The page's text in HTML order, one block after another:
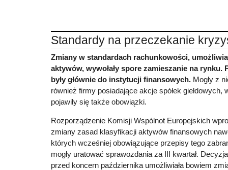
Standardy na przeczekanie
Zmiany w standardach rachunkowości,
aktywów, wywołały spore zamieszanie na rynku.
były głównie do instytucji finansowych. Mogły z
również firmy posiadające akcje spółek giełdowych,
pojawiły się także obowiązki.
Rozporządzenie Komisji Wspólnot Europejskich
zmiany zasad klasyfikacji aktywów finansowych
których wcześniej obowiązujące przepisy tego
mogły uratować sprawozdania za III kwartał.
przed koncern października umożliwiała bowiem